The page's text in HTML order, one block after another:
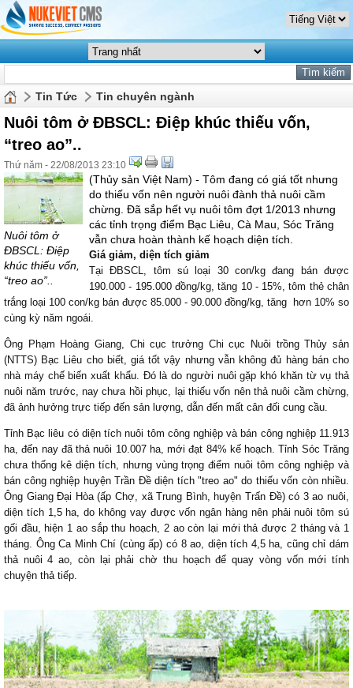
Tin Tức Tin chuyên ngành
Nuôi tôm ở ĐBSCL: Điệp khúc thiếu vốn,
“treo ao”..
Thứ năm - 22/08/2013 23:10
Nuôi tôm ở
ĐBSCL: Điệp
khúc thiếu vốn,
“treo ao”..
(Thủy sản Việt Nam) - Tôm đang có giá tốt nhưng
do thiếu vốn nên người nuôi đành thả nuôi cầm
chừng. Đã sắp hết vụ nuôi tôm đợt 1/2013 nhưng
các tỉnh trọng điểm Bạc Liêu, Cà Mau, Sóc Trăng
vẫn chưa hoàn thành kế hoạch diện tích.
Giá giảm, diện tích giảm
Tại ĐBSCL, tôm sú loại 30 con/kg đang bán được
190.000 - 195.000 đồng/kg, tăng 10 - 15%, tôm thẻ chân
trắng loại 100 con/kg bán được 85.000 - 90.000 đồng/kg, tăng hơn 10% so
cùng kỳ năm ngoái.
Ông Phạm Hoàng Giang, Chi cục trưởng Chi cục Nuôi trồng Thủy sản
(NTTS) Bạc Liêu cho biết, giá tốt vậy nhưng vẫn không đủ hàng bán cho
nhà máy chế biến xuất khẩu. Đó là do người nuôi gặp khó khăn từ vụ thả
nuôi năm trước, nay chưa hồi phục, lại thiếu vốn nên thả nuôi cầm chừng,
đã ảnh hưởng trực tiếp đến sản lượng, dẫn đến mất cân đối cung cầu.
Tỉnh Bạc liêu có diện tích nuôi tôm công nghiệp và bán công nghiệp 11.913
ha, đến nay đã thả nuôi 10.007 ha, mới đạt 84% kế hoạch. Tỉnh Sóc Trăng
chưa thống kê diện tích, nhưng vùng trọng điểm nuôi tôm công nghiệp và
bán công nghiệp huyện Trần Đề diện tích "treo ao" do thiếu vốn còn nhiều.
Ông Giang Đại Hòa (ấp Chợ, xã Trung Bình, huyện Trấn Đề) có 3 ao nuôi,
diện tích 1,5 ha, do không vay được vốn ngân hàng nên phải nuôi tôm sú
gối đầu, hiện 1 ao sắp thu hoạch, 2 ao còn lại mới thả được 2 tháng và 1
tháng. Ông Ca Minh Chí (cùng ấp) có 8 ao, diện tích 4,5 ha, cũng chỉ dám
thả nuôi 4 ao, còn lại phải chờ thu hoạch để quay vòng vốn mới tính
chuyện thả tiếp.